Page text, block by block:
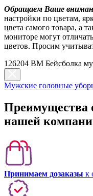
Обращаем Ваше
настройки по цветам,
цвета самого товара, а
мониторе могут
цветов. Просим
126204 BM Бейсболка
Мужские головные
Преимущества
нашей
Принимаем дозаказы к